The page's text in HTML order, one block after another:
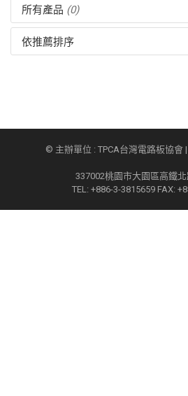
所有產品 (0)
依推薦排序
© 主辦單位 : TPCA台灣電路板協會
337002桃園市大園區高鐵
TEL: +886-3-3815659 FAX: